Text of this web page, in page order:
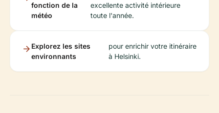
fonction de la
météo
excellente activité intérieure
toute l'année.
Explorez les sites
environnants
pour enrichir votre itinéraire
à Helsinki.